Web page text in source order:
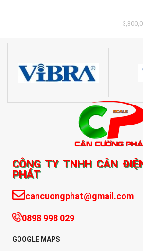
CÔNG TY TNHH CÂN
PHÁT
cancuongphat@gmail.com
0898 998 029
GOOGLE MAPS